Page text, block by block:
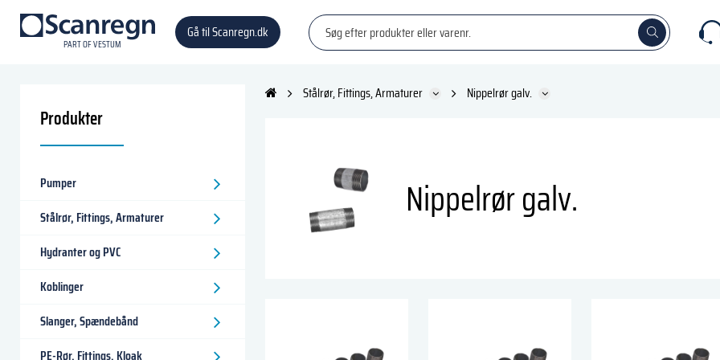
PARTOF VESTUM
Gå til Scanregn.dk
Produkter
Pumper
Stålrør, Fittings, Armaturer
Hydranter og PVC
Koblinger
Slanger, Spændebånd
PE-Rør, Fittings, Kloak
Stålrør, Fittings, Armaturer Nippelrør galv.
Nippelrør galv.